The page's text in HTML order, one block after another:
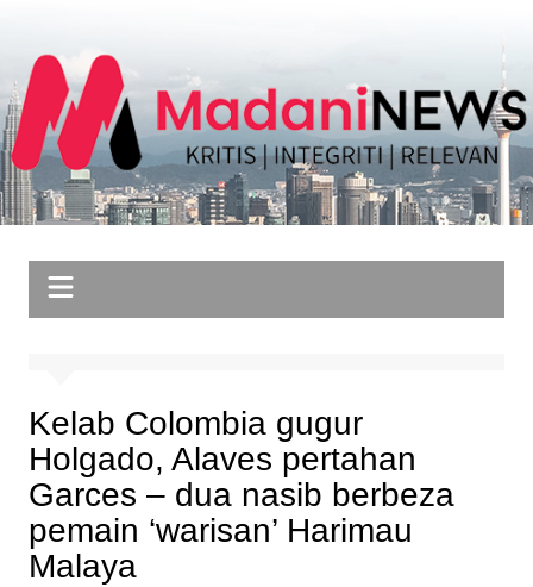
content
Kelab Colombia gugur
Holgado, Alaves pertahan
Garces – dua nasib berbeza
pemain ‘warisan’ Harimau
Malaya